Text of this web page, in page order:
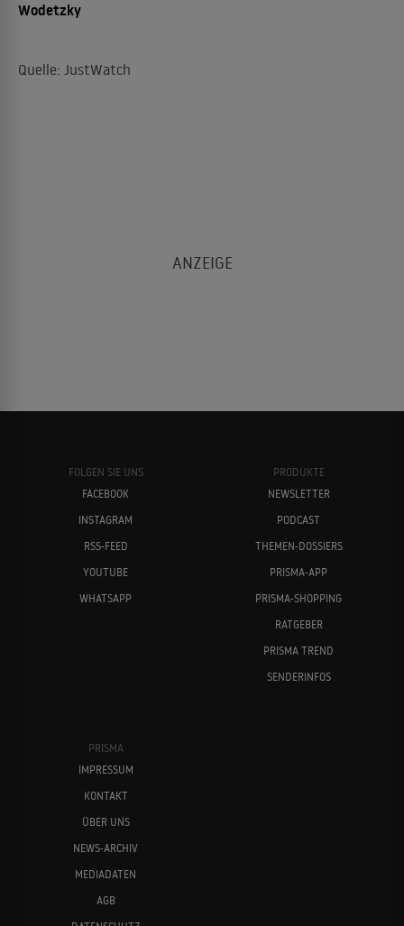
Wodetzky
Quelle: JustWatch
FOLGEN SIE UNS
FACEBOOK
INSTAGRAM
RSS-FEED
YOUTUBE
WHATSAPP
PRODUKTE
NEWSLETTER
PODCAST
THEMEN-DOSSIERS
PRISMA-APP
PRISMA-SHOPPING
RATGEBER
PRISMA TREND
SENDERINFOS
PRISMA
IMPRESSUM
KONTAKT
ÜBER UNS
NEWS-ARCHIV
MEDIADATEN
AGB